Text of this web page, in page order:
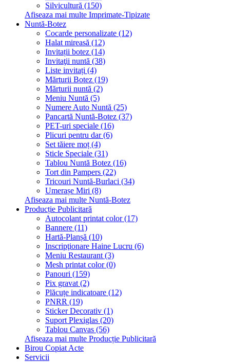
Silvicultură (150)
Afiseaza mai multe Imprimate-Tipizate
Nuntă-Botez
Cocarde personalizate (12)
Halat mireasă (12)
Invitații botez (14)
Invitaţii nuntă (38)
Liste invitați (4)
Mărturii Botez (19)
Mărturii nuntă (2)
Meniu Nuntă (5)
Numere Auto Nuntă (25)
Pancartă Nuntă-Botez (37)
PET-uri speciale (16)
Plicuri pentru dar (6)
Set tăiere moț (4)
Sticle Speciale (31)
Tablou Nuntă Botez (16)
Tort din Pampers (22)
Tricouri Nuntă-Burlaci (34)
Umerașe Miri (8)
Afiseaza mai multe Nuntă-Botez
Producție Publicitară
Autocolant printat color (17)
Bannere (11)
Hartă-Planșă (10)
Inscripţionare Haine Lucru (6)
Meniu Restaurant (3)
Mesh printat color (0)
Panouri (159)
Pix gravat (2)
Plăcuțe indicatoare (12)
PNRR (19)
Sticker Decorativ (1)
Suport Plexiglas (20)
Tablou Canvas (56)
Afiseaza mai multe Producție Publicitară
Birou Copiat Acte
Servicii